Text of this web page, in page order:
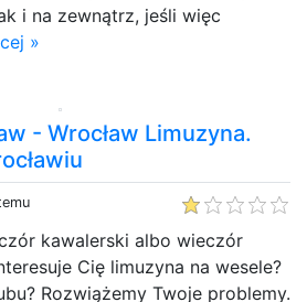
i na zewnątrz, jeśli więc
»
- Wrocław Limuzyna.
kawalerski albo wieczór
Cię limuzyna na wesele?
Rozwiążemy Twoje problemy.